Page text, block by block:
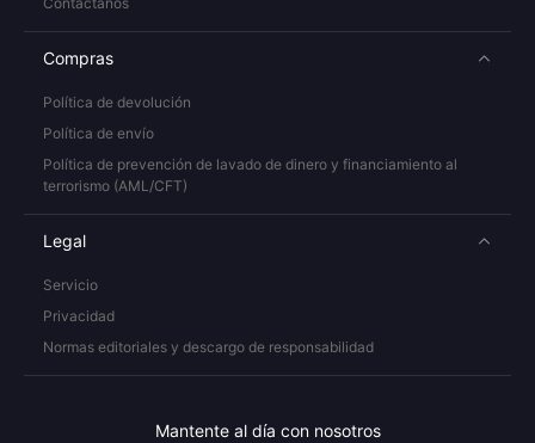
Compras
Política de devolución
Política de envío
Política de prevención de lavado de dinero y financiamiento al
terrorismo (AML/CFT)
Legal
Servicio
Privacidad
Normas editoriales y descargo de responsabilidad
Mantente al día con nosotros